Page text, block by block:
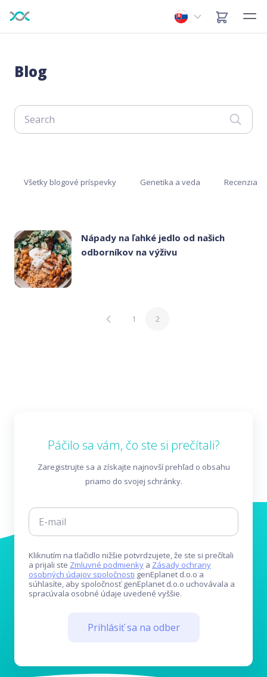
Blog
Všetky blogové príspevky Genetika a veda Recenzia
Nápady na ľahké jedlo od našich
odborníkov na výživu
1 2
Páčilo sa vám, čo ste si prečítali?
Zaregistrujte sa a získajte najnovší prehľad o obsahu
priamo do svojej schránky.
Kliknutím na tlačidlo nižšie potvrdzujete, že ste si prečítali
a prijali ste Zmluvné podmienky a Zásady ochrany
osobných údajov spoločnosti genEplanet d.o.o a
súhlasíte, aby spoločnosť genEplanet d.o.o uchovávala a
spracúvala osobné údaje uvedené vyššie.
Prihlásiť sa na odber